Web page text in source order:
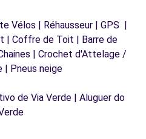
Vélos | Réhausseur | GPS |
| Coffre de Toit | Barre de
| Crochet d'Attelage /
| Pneus neige
de Via Verde | Aluguer do